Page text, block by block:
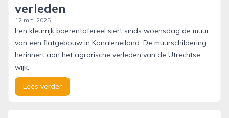
verleden
12 mrt. 2025
Een kleurrijk boerentafereel siert sinds woensdag de muur
van een flatgebouw in Kanaleneiland. De muurschildering
herinnert aan het agrarische verleden van de Utrechtse
wijk.
Lees verder